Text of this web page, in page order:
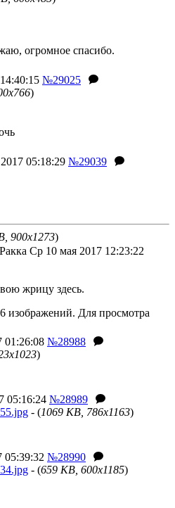
огромное спасибо.
№29025
)
05:18:29 №29039
900x1273)
Ракка Ср 10 мая 2017 12:23:22
жрицу здесь.
Для просмотра
01:26:08 №28988
)
05:16:24 №28989
- (1069 KB, 786x1163)
05:39:32 №28990
- (659 KB, 600x1185)